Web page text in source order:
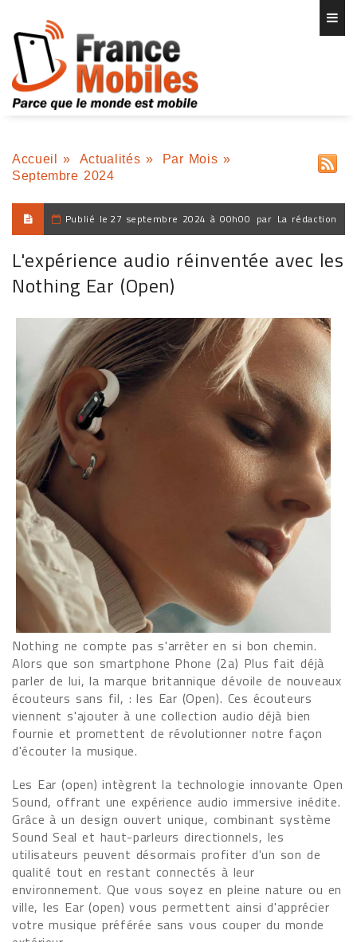
Accueil » Actualités » Par Mois »
Septembre 2024
Publié le 27 septembre 2024 à 00h00 par La rédaction
L'expérience audio réinventée avec les
Nothing Ear (Open)
Nothing ne compte pas s'arrêter en si bon chemin.
Alors que son smartphone Phone (2a) Plus fait déjà
parler de lui, la marque britannique dévoile de nouveaux
écouteurs sans fil, : les Ear (Open). Ces écouteurs
viennent s'ajouter à une collection audio déjà bien
fournie et promettent de révolutionner notre façon
d'écouter la musique.
Les Ear (open) intègrent la technologie innovante Open
Sound, offrant une expérience audio immersive inédite.
Grâce à un design ouvert unique, combinant système
Sound Seal et haut-parleurs directionnels, les
utilisateurs peuvent désormais profiter d'un son de
qualité tout en restant connectés à leur
environnement. Que vous soyez en pleine nature ou en
ville, les Ear (open) vous permettent ainsi d'apprécier
votre musique préférée sans vous couper du monde